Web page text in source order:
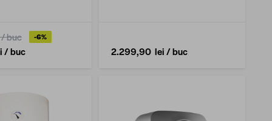
/ buc -6%
/ buc 2.299,90 lei/ buc